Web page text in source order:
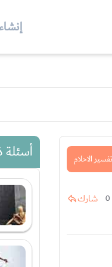
تفسير الاحلام
0 شارك